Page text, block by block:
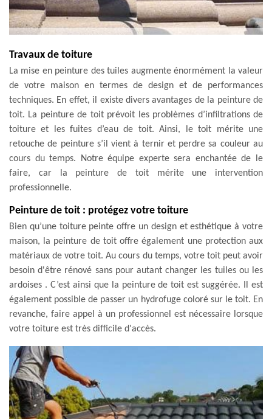
Travaux de toiture
La mise en peinture des tuiles augmente énormément la valeur
de votre maison en termes de design et de performances
techniques. En effet, il existe divers avantages de la peinture de
toit. La peinture de toit prévoit les problèmes d’infiltrations de
toiture et les fuites d’eau de toit. Ainsi, le toit mérite une
retouche de peinture s’il vient à ternir et perdre sa couleur au
cours du temps. Notre équipe experte sera enchantée de le
faire, car la peinture de toit mérite une intervention
professionnelle.
Peinture de toit : protégez votre toiture
Bien qu’une toiture peinte offre un design et esthétique à votre
maison, la peinture de toit offre également une protection aux
matériaux de votre toit. Au cours du temps, votre toit peut avoir
besoin d'être rénové sans pour autant changer les tuiles ou les
ardoises . C’est ainsi que la peinture de toit est suggérée. Il est
également possible de passer un hydrofuge coloré sur le toit. En
revanche, faire appel à un professionnel est nécessaire lorsque
votre toiture est très difficile d'accès.